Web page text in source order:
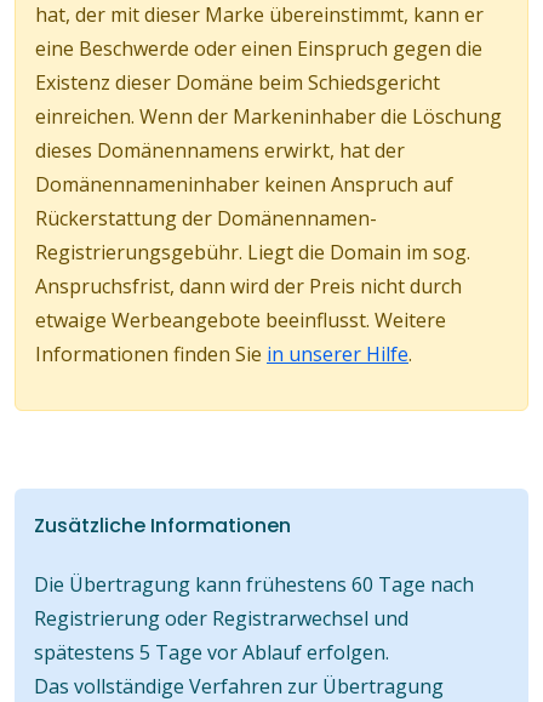
hat, der mit dieser Marke übereinstimmt, kann er
eine Beschwerde oder einen Einspruch gegen die
Existenz dieser Domäne beim Schiedsgericht
einreichen. Wenn der Markeninhaber die Löschung
dieses Domänennamens erwirkt, hat der
Domänennameninhaber keinen Anspruch auf
Rückerstattung der Domänennamen-
Registrierungsgebühr. Liegt die Domain im sog.
Anspruchsfrist, dann wird der Preis nicht durch
etwaige Werbeangebote beeinflusst. Weitere
Informationen finden Sie in unserer Hilfe.
Zusätzliche Informationen
Die Übertragung kann frühestens 60 Tage nach
Registrierung oder Registrarwechsel und
spätestens 5 Tage vor Ablauf erfolgen.
Das vollständige Verfahren zur Übertragung